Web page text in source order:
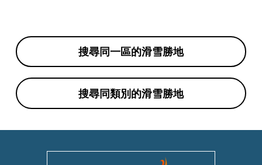
搜尋同一區的滑雪勝地
搜尋同類別的滑雪勝地